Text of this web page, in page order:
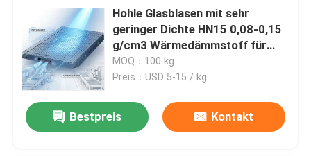
Hohle Glasblasen mit sehr
geringer Dichte HN15 0,08-0,15
g/cm3 Wärmedämmstoff für
energieeffiziente
Beschichtungen
MOQ：100 kg
Preis：USD 5-15 / kg
Bestpreis Kontakt